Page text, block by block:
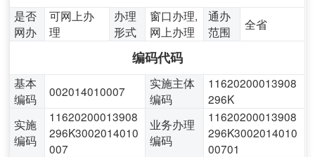
是否
网办
可网上办
理
办理
形式
窗口办理,
网上办理
通办
范围
全省
编码代码
基本
编码
002014010007
实施主体
编码
11620200013908
296K
实施
编码
11620200013908
296K3002014010
007
业务办理
编码
11620200013908
296K3002014010
00701